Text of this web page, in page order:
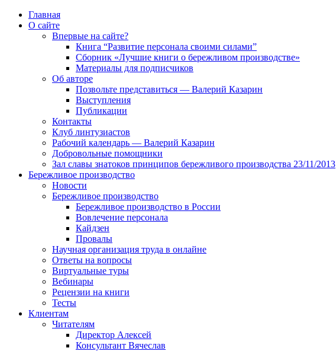
Главная
О сайте
Впервые на сайте?
Книга “Развитие персонала своими силами”
Сборник «Лучшие книги о бережливом производстве»
Материалы для подписчиков
Об авторе
Позвольте представиться — Валерий Казарин
Выступления
Публикации
Контакты
Клуб линтузиастов
Рабочий календарь — Валерий Казарин
Добровольные помощники
Зал славы знатоков принципов бережливого производства 23/11/2013
Бережливое производство
Новости
Бережливое производство
Бережливое производство в России
Вовлечение персонала
Кайдзен
Провалы
Научная организация труда в онлайне
Ответы на вопросы
Виртуальные туры
Вебинары
Рецензии на книги
Тесты
Клиентам
Читателям
Директор Алексей
Консультант Вячеслав